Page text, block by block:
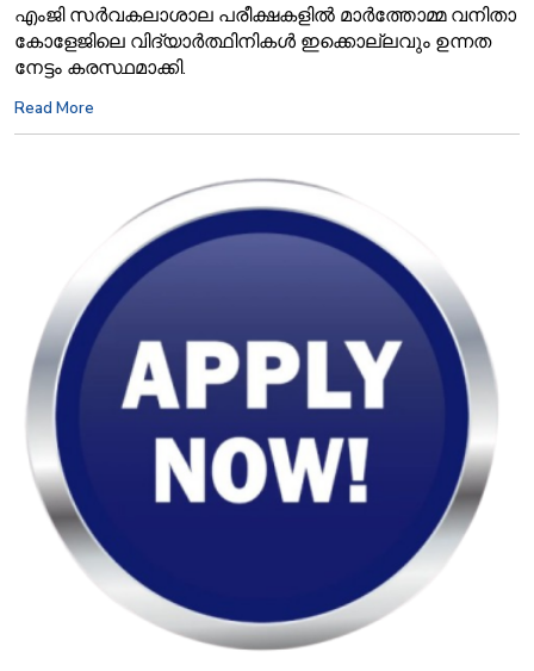
എംജി സർവകലാശാല പരീക്ഷകളിൽ മാർത്തോമ്മ വനിതാ
കോളേജിലെ വിദ്യാർത്ഥിനികൾ ഇക്കൊല്ലവും ഉന്നത
നേട്ടം കരസ്ഥമാക്കി.
Read More